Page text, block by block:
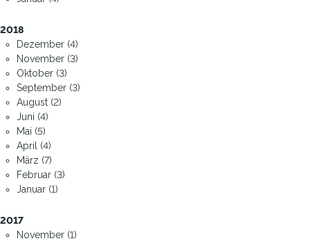
2018
Dezember (4)
November (3)
Oktober (3)
September (3)
August (2)
Juni (4)
Mai (5)
April (4)
März (7)
Februar (3)
Januar (1)
2017
November (1)